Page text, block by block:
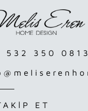
532 350 0813
ET